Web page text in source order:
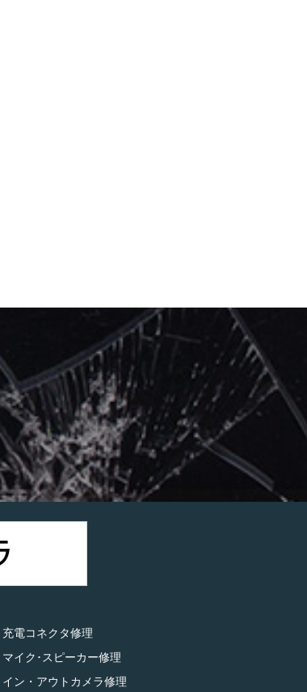
充電コネクタ修理
マイク･スピーカー修理
イン・アウトカメラ修理